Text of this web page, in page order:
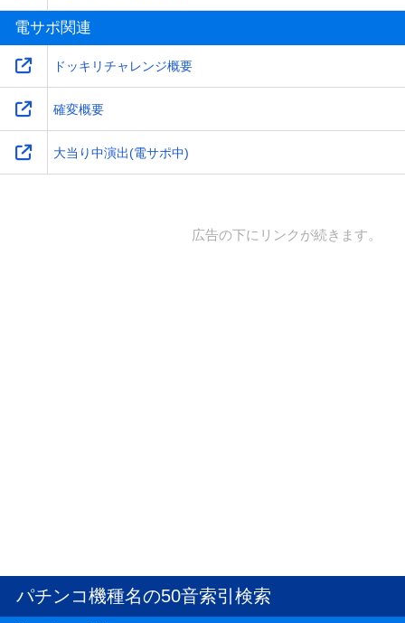
電サポ関連
ドッキリチャレンジ概要
確変概要
大当り中演出(電サポ中)
広告の下にリンクが続きます。
パチンコ機種名の50音索引検索